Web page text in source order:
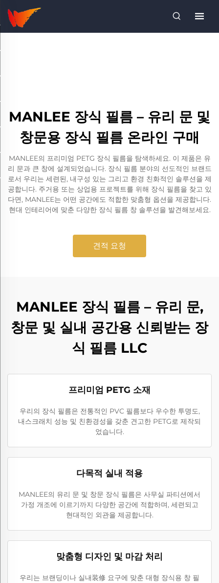
MANLEE 장식 필름 – 유리 문 및
창문용 장식 필름 온라인 구매
MANLEE의 프리미엄 PETG 장식 필름을 탐색하세요. 이 제품은 유
리 문과 큰 창에 설계되었습니다. 장식 필름 분야의 선도적인 브랜드
로서 우리는 세련된, 내구성 있는 그리고 환경 친화적인 솔루션을 제
공합니다. 주거용 또는 상업용 프로젝트를 위해 장식 필름을 찾고 있
다면, MANLEE는 어떤 공간에도 적합한 맞춤형 옵션을 제공합니다.
현대 인테리어에 맞춘 다양한 장식 필름 창 솔루션을 발견해보세요.
견적 요청
MANLEE 장식 필름 – 유리 문,
창문 및 실내 공간용 신뢰받는 장
식 필름 LLC
프리미엄 PETG 소재
우리의 장식 필름은 전통적인 PVC 필름보다 우수한 투명도,
내스크래치 성능 및 친환경성을 갖춘 견고한 PETG로 제작되
었습니다.
다목적 실내 적용
MANLEE의 유리 문 및 창문 장식 필름은 사무실 파티션에서
가정 개조에 이르기까지 다양한 공간에 적합하며, 세련되고
현대적인 외관을 제공합니다.
맞춤형 디자인 및 마감 처리
우리는 브랜딩이나 실내装修 요구에 맞춘 대형 장식용 창 필